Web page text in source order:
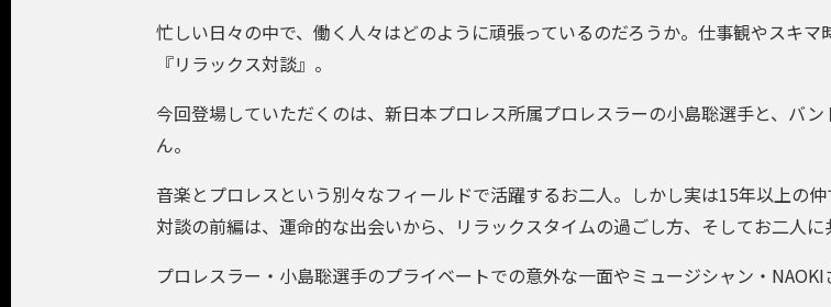
忙しい日々の中で、働く人々はどのように頑張っているのだろうか。仕事観やスキ
『リラックス対談』。
今回登場していただくのは、新日本プロレス所属プロレスラーの小島聡選手と、バン
ん。
音楽とプロレスという別々なフィールドで活躍するお二人。しかし実は15年以上の仲
対談の前編は、運命的な出会いから、リラックスタイムの過ごし方、そしてお二人に
プロレスラー・小島聡選手のプライベートでの意外な一面やミュージシャン・